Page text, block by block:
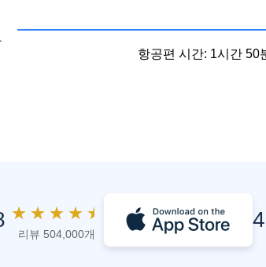
항공편 시간: 1시간 50
★ ★ ★ ★ ★
리뷰 504,000개